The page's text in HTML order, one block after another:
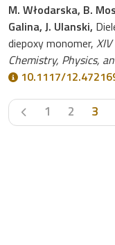
M. Włodarska, B.
Galina, J. Ulanski,
diepoxy monomer,
Chemistry, Physics,
10.1117/
Previous page
1 2 3